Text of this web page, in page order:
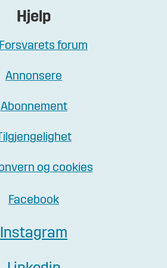
Hjelp
forum
Annonsere
Abonnement
og cookies
Facebook
Instagram